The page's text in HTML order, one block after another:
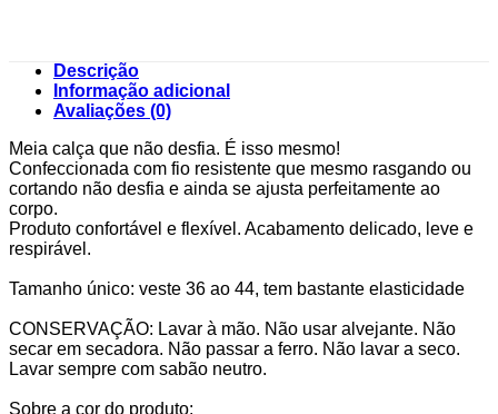
Descrição
Informação adicional
Avaliações (0)
Meia calça que não desfia. É isso mesmo!
Confeccionada com fio resistente que mesmo rasgando ou
cortando não desfia e ainda se ajusta perfeitamente ao
corpo.
Produto confortável e flexível. Acabamento delicado, leve e
respirável.
Tamanho único: veste 36 ao 44, tem bastante elasticidade
CONSERVAÇÃO: Lavar à mão. Não usar alvejante. Não
secar em secadora. Não passar a ferro. Não lavar a seco.
Lavar sempre com sabão neutro.
Sobre a cor do produto: